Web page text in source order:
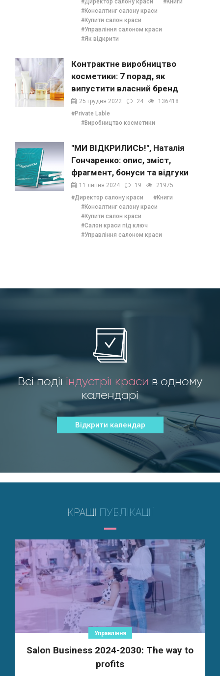
#Директор салону краси
#Книги
#Консалтинг салону краси
#Купити салон краси
#Управління салоном краси
#Як відкрити
Контрактне виробництво
косметики: 7 порад, як
випустити власний бренд
25 грудня 2022 24
136418
#Private Lable
#Виробництво косметики
"МИ ВІДКРИЛИСЬ!", Наталія
Гончаренко: опис, зміст,
фрагмент, бонуси та відгуки
11 липня 2024 19
21975
#Директор салону краси
#Книги
#Консалтинг салону краси
#Купити салон краси
#Салон краси під ключ
#Управління салоном краси
Всі події індустрії краси в одному
календарі
Відкрити календар
КРАЩІ ПУБЛІКАЦІЇ
Управління
Salon Business 2024-2030: The way to
profits